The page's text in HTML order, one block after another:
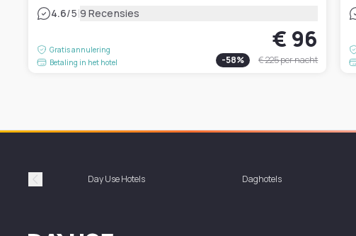
4.6/5|9 Recensies
Gratis annulering
Betaling in het hotel
€ 96
-58% € 225per nacht
PrécédentDay Use Hotels Daghotels